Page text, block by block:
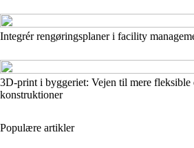
Integrér rengøringsplaner i facility
3D-print i byggeriet: Vejen til mere fleksible
konstruktioner
Populære artikler